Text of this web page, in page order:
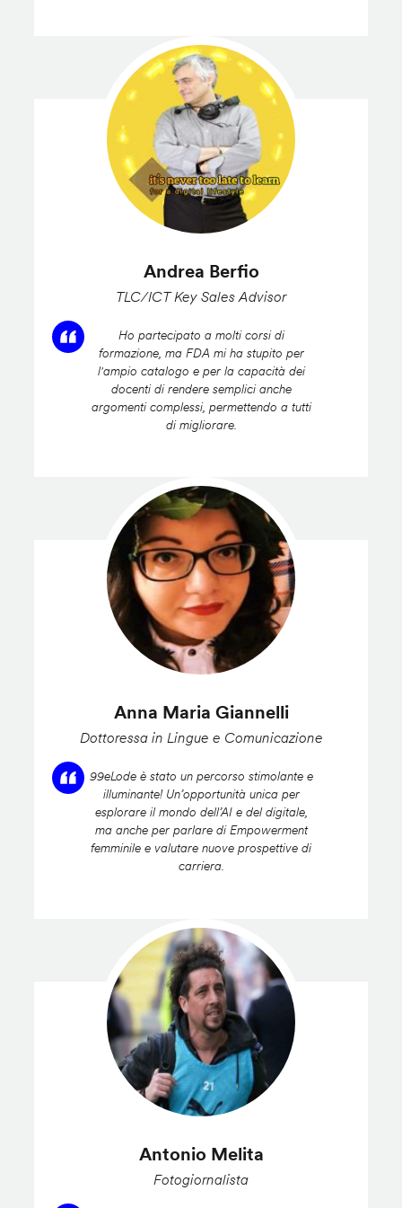
Andrea Berfio
TLC/ICT Key Sales Advisor
Ho partecipato a molti corsi di
formazione, ma FDA mi ha stupito per
l'ampio catalogo e per la capacità dei
docenti di rendere semplici anche
argomenti complessi, permettendo a tutti
di migliorare.
Anna Maria Giannelli
Dottoressa in Lingue e Comunicazione
99eLode è stato un percorso stimolante e
illuminante! Un’opportunità unica per
esplorare il mondo dell’AI e del digitale,
ma anche per parlare di Empowerment
femminile e valutare nuove prospettive di
carriera.
Antonio Melita
Fotogiornalista